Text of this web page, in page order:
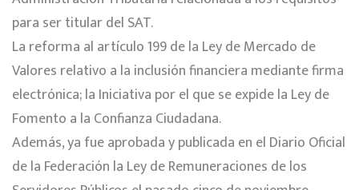
para ser titular del SAT.
La reforma al artículo 199 de la Ley de Mercado de
Valores relativo a la inclusión financiera mediante firma
electrónica; la Iniciativa por el que se expide la Ley de
Fomento a la Confianza Ciudadana.
Además, ya fue aprobada y publicada en el Diario Oficial
de la Federación la Ley de Remuneraciones de los